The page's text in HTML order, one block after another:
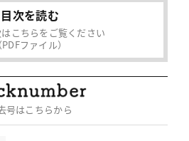
目次を読む
こちらをご覧ください
（PDFファイル）
号はこちらから